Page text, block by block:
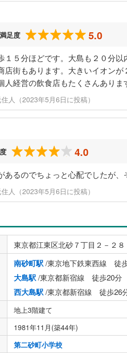
足度 5.0
１５分ほどです。大島も２０分
店街もあります。大きいイオン
人経営の飲食店もたくさんありま
人（2023年5月6日に投稿）
4.0
あるのでちょっと心配でしたが
人（2023年5月6日に投稿）
東京都江東区北砂７丁目２－２８
南砂町駅/東京地下鉄東西線 徒
大島駅/東京都新宿線 徒歩20分
西大島駅/東京都新宿線 徒歩26
地上3階建て
1981年11月(築44年)
第二砂町小学校